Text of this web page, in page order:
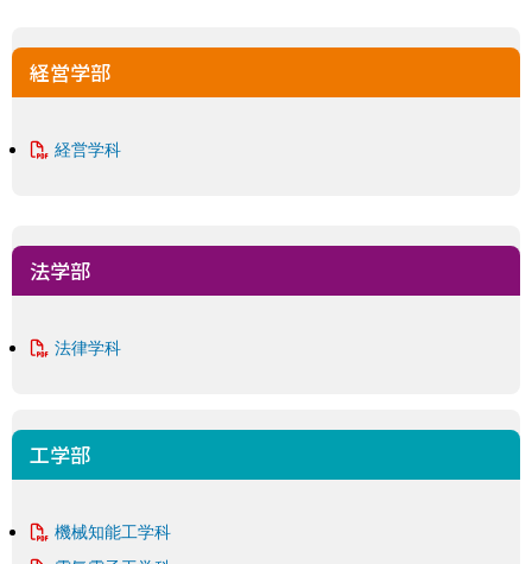
経営学部
経営学科
法学部
法律学科
工学部
機械知能工学科